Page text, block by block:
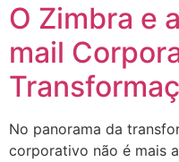
O Zimbra e
mail
No panorama da
corporativo não é mais